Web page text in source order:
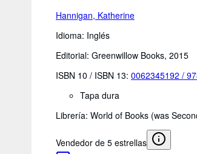
Hannigan, Katherine
Idioma: Inglés
Editorial: Greenwillow Books, 2015
ISBN 10 / ISBN 13: 0062345192 /
Tapa dura
Librería: World of Books (was
Vendedor de 5 estrellas